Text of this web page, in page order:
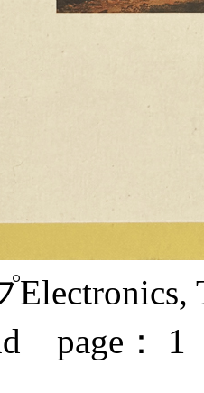
Electronics,
page： 1